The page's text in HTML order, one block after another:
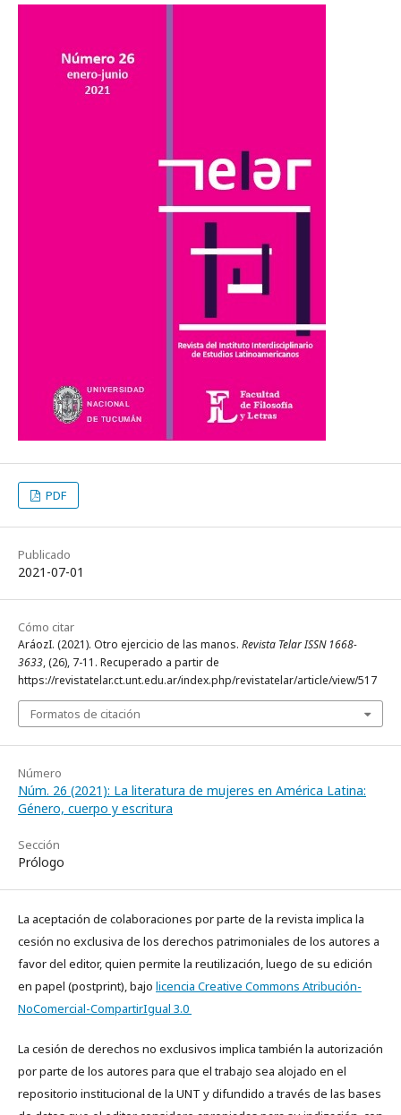
PDF
Publicado
2021-07-01
Cómo citar
AráozI. (2021). Otro ejercicio de las manos. Revista Telar ISSN 1668-
3633, (26), 7-11. Recuperado a partir de
https://revistatelar.ct.unt.edu.ar/index.php/revistatelar/article/view/517
Formatos de citación
Número
Núm. 26 (2021): La literatura de mujeres en América Latina:
Género, cuerpo y escritura
Sección
Prólogo
La aceptación de colaboraciones por parte de la revista implica la
cesión no exclusiva de los derechos patrimoniales de los autores a
favor del editor, quien permite la reutilización, luego de su edición
en papel (postprint), bajo licencia Creative Commons Atribución-
NoComercial-CompartirIgual 3.0
La cesión de derechos no exclusivos implica también la autorización
por parte de los autores para que el trabajo sea alojado en el
repositorio institucional de la UNT y difundido a través de las bases